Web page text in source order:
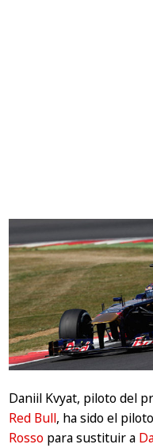
Daniil Kvyat, piloto del
Red Bull, ha sido el
Rosso para sustituir a